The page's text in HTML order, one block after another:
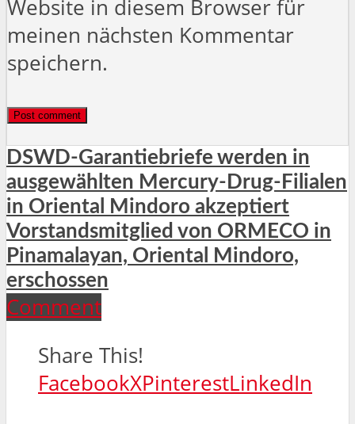
Website in diesem Browser für
meinen nächsten Kommentar
speichern.
DSWD-Garantiebriefe werden in
ausgewählten Mercury-Drug-Filialen
in Oriental Mindoro akzeptiert
Vorstandsmitglied von ORMECO in
Pinamalayan, Oriental Mindoro,
erschossen
Comment
Share This!
FacebookXPinterestLinkedIn